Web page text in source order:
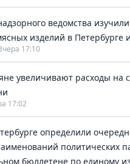
ведомства
изделий в Петербурге
17:10
увеличивают расходы на
17:02
определили
политических
бюллетене по единому